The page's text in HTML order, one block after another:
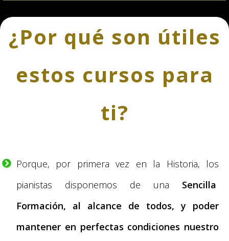
¿Por qué son útiles
estos cursos para
ti?
Porque, por primera vez en la Historia, los
pianistas disponemos de una Sencilla
Formación, al alcance de todos, y poder
mantener en perfectas condiciones nuestro